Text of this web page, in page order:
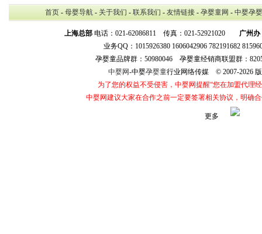
首页 - 母婴导航 - 关于我们 - 联系我们 - 友情链接 - 孕婴童网 - 中婴孕
上海总部电话：021-62086811 传真：021-52921020 广州办
业务QQ：1015926380 1606042906 782191682
孕婴童品牌群：50980046 孕婴童经销商联盟群：
中婴网-中婴孕婴童行业网络传媒 © 2007-2026
为了您的权益不受侵害，中婴网提醒“您在加盟代理
中婴网建议大家在合作之前一定要签署相关协议，明确
更多